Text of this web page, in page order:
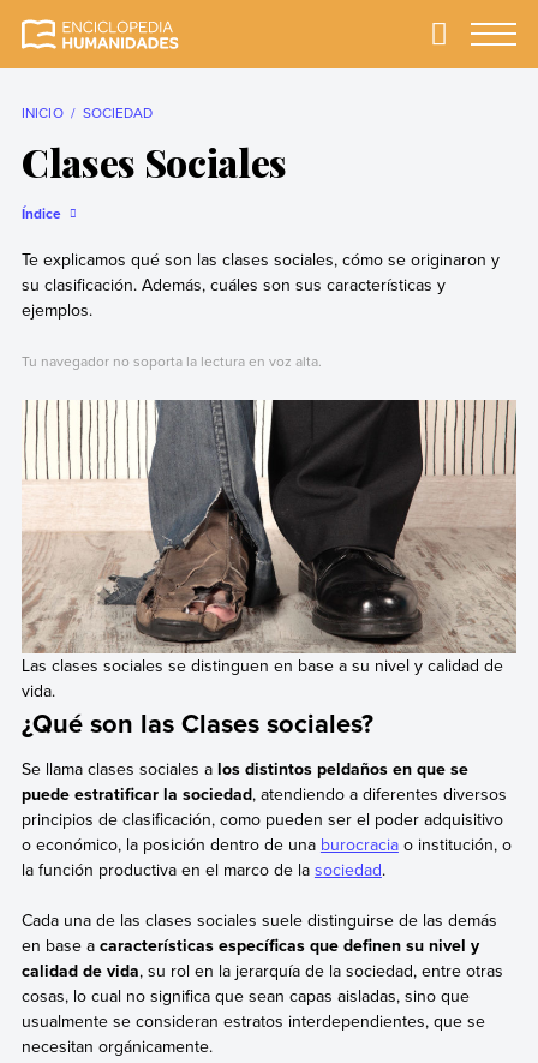
completa y más
Primary
INICIO SOCIEDAD
Clases Sociales
Índice
Te explicamos qué son las clases sociales, cómo se originaron y
su clasificación. Además, cuáles son sus características y
ejemplos.
Tu navegador no soporta la lectura en voz alta.
Las clases sociales se distinguen en base a su nivel y calidad de
vida.
¿Qué son las Clases sociales?
Se llama clases sociales a los distintos peldaños en que se
puede estratificar la sociedad, atendiendo a diferentes diversos
principios de clasificación, como pueden ser el poder adquisitivo
o económico, la posición dentro de una burocraciao institución, o
la función productiva en el marco de la sociedad.
Cada una de las clases sociales suele distinguirse de las demás
en base a características específicas que definen su nivel y
calidad de vida, su rol en la jerarquía de la sociedad, entre otras
cosas, lo cual no significa que sean capas aisladas, sino que
usualmente se consideran estratos interdependientes, que se
necesitan orgánicamente.